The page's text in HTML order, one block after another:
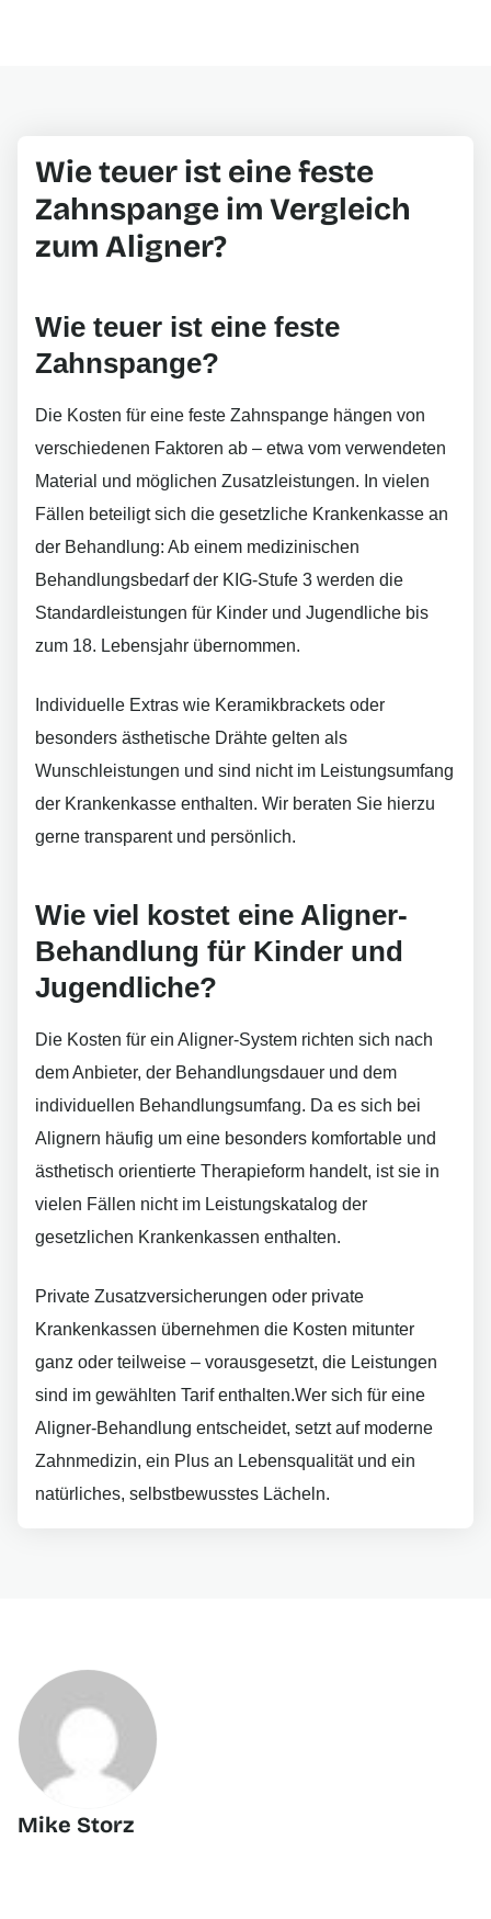
Wie teuer ist eine feste
Zahnspange im Vergleich
zum Aligner?
Wie teuer ist eine feste
Zahnspange?
Die Kosten für eine feste Zahnspange hängen von
verschiedenen Faktoren ab – etwa vom verwendeten
Material und möglichen Zusatzleistungen. In vielen
Fällen beteiligt sich die gesetzliche Krankenkasse an
der Behandlung: Ab einem medizinischen
Behandlungsbedarf der KIG-Stufe 3 werden die
Standardleistungen für Kinder und Jugendliche bis
zum 18. Lebensjahr übernommen.
Individuelle Extras wie Keramikbrackets oder
besonders ästhetische Drähte gelten als
Wunschleistungen und sind nicht im Leistungsumfang
der Krankenkasse enthalten. Wir beraten Sie hierzu
gerne transparent und persönlich.
Wie viel kostet eine Aligner-
Behandlung für Kinder und
Jugendliche?
Die Kosten für ein Aligner-System richten sich nach
dem Anbieter, der Behandlungsdauer und dem
individuellen Behandlungsumfang. Da es sich bei
Alignern häufig um eine besonders komfortable und
ästhetisch orientierte Therapieform handelt, ist sie in
vielen Fällen nicht im Leistungskatalog der
gesetzlichen Krankenkassen enthalten.
Private Zusatzversicherungen oder private
Krankenkassen übernehmen die Kosten mitunter
ganz oder teilweise – vorausgesetzt, die Leistungen
sind im gewählten Tarif enthalten.Wer sich für eine
Aligner-Behandlung entscheidet, setzt auf moderne
Zahnmedizin, ein Plus an Lebensqualität und ein
natürliches, selbstbewusstes Lächeln.
Mike Storz